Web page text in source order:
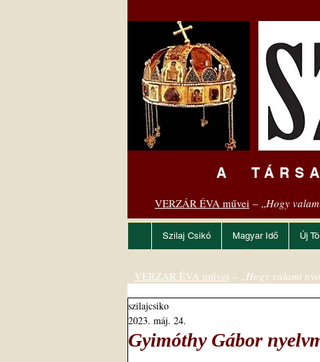
A
VERZÁR ÉVA művei – „Hogy
Szilaj Csikó Magyar Idő Új
Gyimóthy Gábor
szilajcsiko
2023. máj. 24.
VERZÁR ÉVA művei – „Hogy valami